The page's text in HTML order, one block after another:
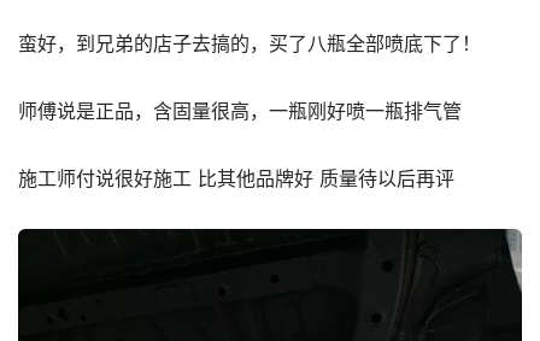
蛮好，到兄弟的店子去搞的，买了八瓶全部喷底下了！
师傅说是正品，含固量很高，一瓶刚好喷一瓶排气管
施工师付说很好施工 比其他品牌好 质量待以后再评